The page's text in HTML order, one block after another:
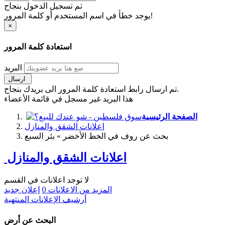
تم تسجيل الدخول بنجاح
يوجد خطأ في اسم المستخدم أو كلمة المرور!
×
استعادة كلمة المرور
البريد
تم ارسال رابط استعادة كلمة المرور الى بريدك بنجاح.
هذا البريد غير مسجل في قائمة الأعضاء
الصفحة الرئيسية
اعلانات الشقق والمنازل
بحث عن روف في الخط الأخضر » بئر السبع
اعلانات الشقق والمنازل
لا توجد اعلانات في القسم
المزيد من الاعلانات 0 إعلان جديد
أرشيف الإعلانات المنتهية
البحث عن أرض